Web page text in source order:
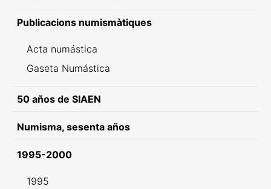
Publicacions numismàtiques
Acta numástica
Gaseta Numástica
50 años de SIAEN
Numisma, sesenta años
1995-2000
1995